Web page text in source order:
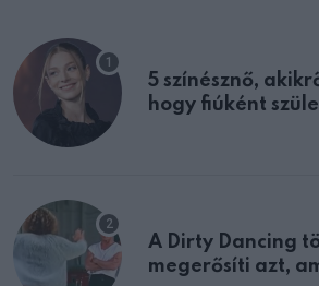
5 színésznő,
hogy fiúként
A Dirty Dancing
megerősíti azt,